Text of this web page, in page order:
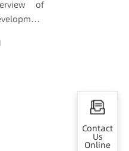
and
of
Contact
Us
Online